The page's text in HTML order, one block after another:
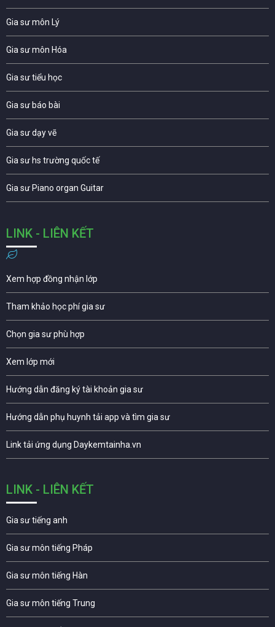
Gia sư môn Lý
Gia sư môn Hóa
Gia sư tiểu học
Gia sư báo bài
Gia sư dạy vẽ
Gia sư hs trường quốc tế
Gia sư Piano organ Guitar
LINK - LIÊN KẾT
Xem hợp đồng nhận lớp
Tham khảo học phí gia sư
Chọn gia sư phù hợp
Xem lớp mới
Hướng dẫn đăng ký tài khoản gia sư
Hướng dẫn phụ huynh tải app và tìm gia sư
Link tải ứng dụng Daykemtainha.vn
LINK - LIÊN KẾT
Gia sư tiếng anh
Gia sư môn tiếng Pháp
Gia sư môn tiếng Hàn
Gia sư môn tiếng Trung